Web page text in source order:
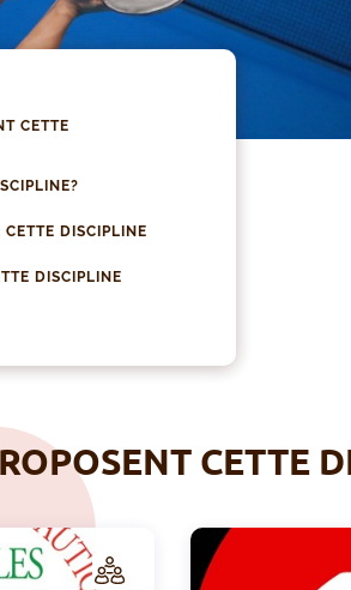
CETTE
DISCIPLINE
DISCIPLINE
CETTE